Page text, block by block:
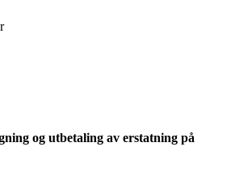
og utbetaling av erstatning på